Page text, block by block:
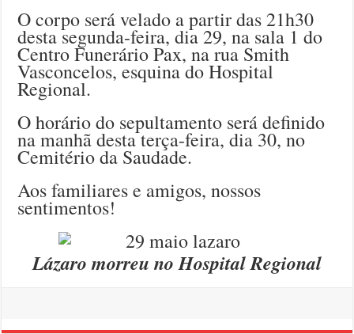
O corpo será velado a partir das 21h30
desta segunda-feira, dia 29, na sala 1 do
Centro Funerário Pax, na rua Smith
Vasconcelos, esquina do Hospital
Regional.
O horário do sepultamento será definido
na manhã desta terça-feira, dia 30, no
Cemitério da Saudade.
Aos familiares e amigos, nossos
sentimentos!
Lázaro morreu no Hospital Regional